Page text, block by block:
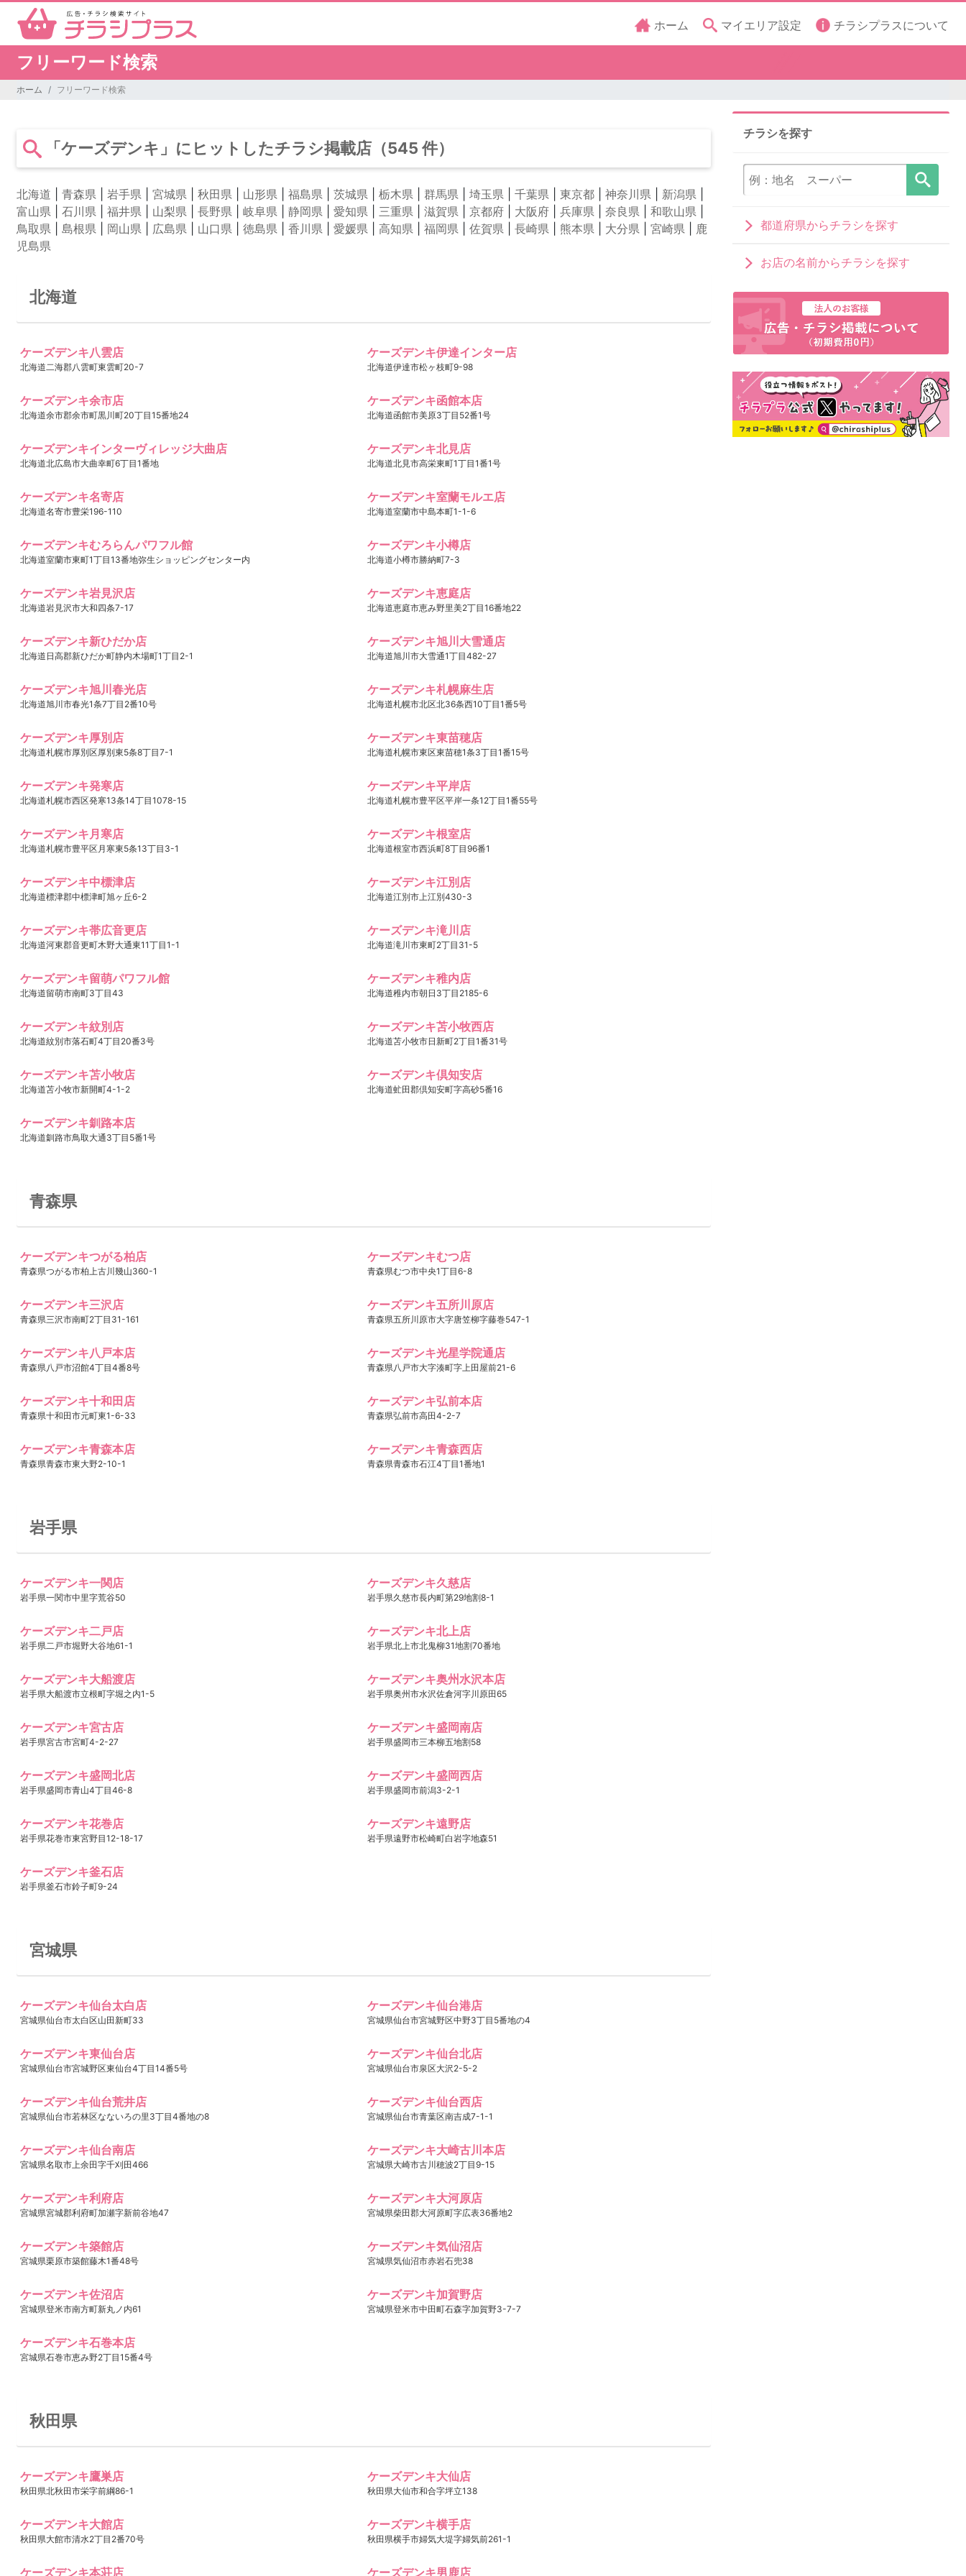
ホーム マイエリア設定 チラシプラスについて
フリーワード検索
ホーム フリーワード検索
「ケーズデンキ」にヒットしたチラシ掲載店（545 件）
北海道 青森県 岩手県 宮城県 秋田県 山形県 福島県 茨城県 栃木県 群馬県 埼玉県 千葉県 東京都 神奈川県 新潟県
富山県
石川県 福井県 山梨県 長野県 岐阜県 静岡県 愛知県 三重県 滋賀県 京都府 大阪府 兵庫県 奈良県 和歌山県
鳥取県
島根県 岡山県 広島県 山口県 徳島県 香川県 愛媛県 高知県 福岡県 佐賀県 長崎県 熊本県 大分県 宮崎県
鹿
児島県
北海道
ケーズデンキ八雲店
北海道二海郡八雲町東雲町20-7
ケーズデンキ伊達インター店
北海道伊達市松ヶ枝町9-98
ケーズデンキ余市店
北海道余市郡余市町黒川町20丁目15番地24
ケーズデンキ函館本店
北海道函館市美原3丁目52番1号
ケーズデンキインターヴィレッジ大曲店
北海道北広島市大曲幸町6丁目1番地
ケーズデンキ北見店
北海道北見市高栄東町1丁目1番1号
ケーズデンキ名寄店
北海道名寄市豊栄196-110
ケーズデンキ室蘭モルエ店
北海道室蘭市中島本町1-1-6
ケーズデンキむろらんパワフル館
北海道室蘭市東町1丁目13番地弥生ショッピングセンター内
ケーズデンキ小樽店
北海道小樽市勝納町7-3
ケーズデンキ岩見沢店
北海道岩見沢市大和四条7-17
ケーズデンキ恵庭店
北海道恵庭市恵み野里美2丁目16番地22
ケーズデンキ新ひだか店
北海道日高郡新ひだか町静内木場町1丁目2-1
ケーズデンキ旭川大雪通店
北海道旭川市大雪通1丁目482-27
ケーズデンキ旭川春光店
北海道旭川市春光1条7丁目2番10号
ケーズデンキ札幌麻生店
北海道札幌市北区北36条西10丁目1番5号
ケーズデンキ厚別店
北海道札幌市厚別区厚別東5条8丁目7-1
ケーズデンキ東苗穂店
北海道札幌市東区東苗穂1条3丁目1番15号
ケーズデンキ発寒店
北海道札幌市西区発寒13条14丁目1078-15
ケーズデンキ平岸店
北海道札幌市豊平区平岸一条12丁目1番55号
ケーズデンキ月寒店
北海道札幌市豊平区月寒東5条13丁目3-1
ケーズデンキ根室店
北海道根室市西浜町8丁目96番1
ケーズデンキ中標津店
北海道標津郡中標津町旭ヶ丘6-2
ケーズデンキ江別店
北海道江別市上江別430-3
ケーズデンキ帯広音更店
北海道河東郡音更町木野大通東11丁目1-1
ケーズデンキ滝川店
北海道滝川市東町2丁目31-5
ケーズデンキ留萌パワフル館
北海道留萌市南町3丁目43
ケーズデンキ稚内店
北海道稚内市朝日3丁目2185-6
ケーズデンキ紋別店
北海道紋別市落石町4丁目20番3号
ケーズデンキ苫小牧西店
北海道苫小牧市日新町2丁目1番31号
ケーズデンキ苫小牧店
北海道苫小牧市新開町4-1-2
ケーズデンキ倶知安店
北海道虻田郡倶知安町字高砂5番16
ケーズデンキ釧路本店
北海道釧路市鳥取大通3丁目5番1号
青森県
ケーズデンキつがる柏店
青森県つがる市柏上古川幾山360-1
ケーズデンキむつ店
青森県むつ市中央1丁目6-8
ケーズデンキ三沢店
青森県三沢市南町2丁目31-161
ケーズデンキ五所川原店
青森県五所川原市大字唐笠柳字藤巻547-1
ケーズデンキ八戸本店
青森県八戸市沼館4丁目4番8号
ケーズデンキ光星学院通店
青森県八戸市大字湊町字上田屋前21-6
ケーズデンキ十和田店
青森県十和田市元町東1-6-33
ケーズデンキ弘前本店
青森県弘前市高田4-2-7
ケーズデンキ青森本店
青森県青森市東大野2-10-1
ケーズデンキ青森西店
青森県青森市石江4丁目1番地1
岩手県
ケーズデンキ一関店
岩手県一関市中里字荒谷50
ケーズデンキ久慈店
岩手県久慈市長内町第29地割8-1
ケーズデンキ二戸店
岩手県二戸市堀野大谷地61-1
ケーズデンキ北上店
岩手県北上市北鬼柳31地割70番地
ケーズデンキ大船渡店
岩手県大船渡市立根町字堀之内1-5
ケーズデンキ奥州水沢本店
岩手県奥州市水沢佐倉河字川原田65
ケーズデンキ宮古店
岩手県宮古市宮町4-2-27
ケーズデンキ盛岡南店
岩手県盛岡市三本柳五地割58
ケーズデンキ盛岡北店
岩手県盛岡市青山4丁目46-8
ケーズデンキ盛岡西店
岩手県盛岡市前潟3-2-1
ケーズデンキ花巻店
岩手県花巻市東宮野目12-18-17
ケーズデンキ遠野店
岩手県遠野市松崎町白岩字地森51
ケーズデンキ釜石店
岩手県釜石市鈴子町9-24
宮城県
ケーズデンキ仙台太白店
宮城県仙台市太白区山田新町33
ケーズデンキ仙台港店
宮城県仙台市宮城野区中野3丁目5番地の4
ケーズデンキ東仙台店
宮城県仙台市宮城野区東仙台4丁目14番5号
ケーズデンキ仙台北店
宮城県仙台市泉区大沢2-5-2
ケーズデンキ仙台荒井店
宮城県仙台市若林区なないろの里3丁目4番地の8
ケーズデンキ仙台西店
宮城県仙台市青葉区南吉成7-1-1
ケーズデンキ仙台南店
宮城県名取市上余田字千刈田466
ケーズデンキ大崎古川本店
宮城県大崎市古川穂波2丁目9-15
ケーズデンキ利府店
宮城県宮城郡利府町加瀬字新前谷地47
ケーズデンキ大河原店
宮城県柴田郡大河原町字広表36番地2
ケーズデンキ築館店
宮城県栗原市築館藤木1番48号
ケーズデンキ気仙沼店
宮城県気仙沼市赤岩石兜38
ケーズデンキ佐沼店
宮城県登米市南方町新丸ノ内61
ケーズデンキ加賀野店
宮城県登米市中田町石森字加賀野3-7-7
ケーズデンキ石巻本店
宮城県石巻市恵み野2丁目15番4号
秋田県
ケーズデンキ鷹巣店
秋田県北秋田市栄字前綱86-1
ケーズデンキ大仙店
秋田県大仙市和合字坪立138
ケーズデンキ大館店
秋田県大館市清水2丁目2番70号
ケーズデンキ横手店
秋田県横手市婦気大堤字婦気前261-1
ケーズデンキ本荘店 ケーズデンキ男鹿店
チラシを探す
都道府県からチラシを探す
お店の名前からチラシを探す